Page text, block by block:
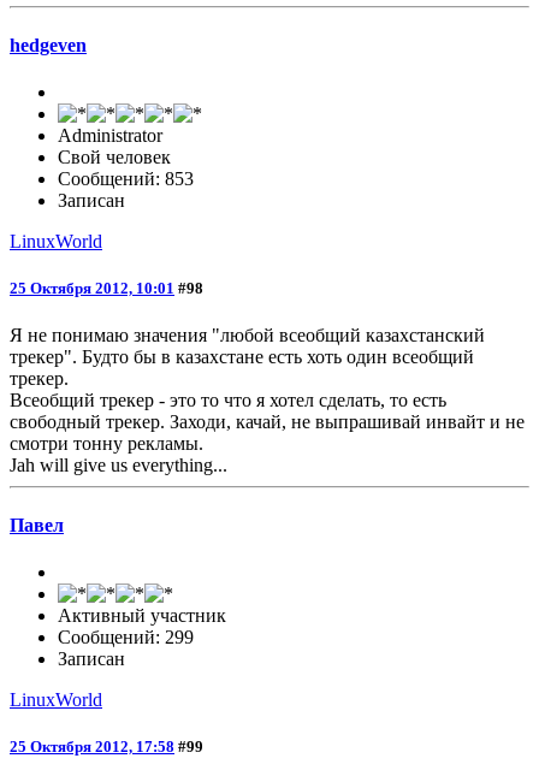
hedgeven
Administrator
Свой человек
Сообщений: 853
Записан
LinuxWorld
25 Октября 2012, 10:01 #98
Я не понимаю значения "любой всеобщий казахстанский
трекер". Будто бы в казахстане есть хоть один всеобщий
трекер.
Всеобщий трекер - это то что я хотел сделать, то есть
свободный трекер. Заходи, качай, не выпрашивай инвайт и не
смотри тонну рекламы.
Jah will give us everything...
Павел
Активный участник
Сообщений: 299
Записан
LinuxWorld
25 Октября 2012, 17:58 #99